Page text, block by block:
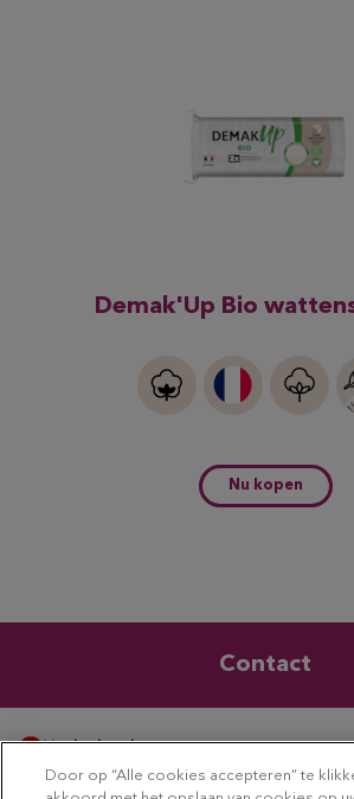
Demak'Up Bio
Nu kopen
Contact
Nederland
Disclaimer Privacybeleid
Door op “Alle cookies accepteren” te